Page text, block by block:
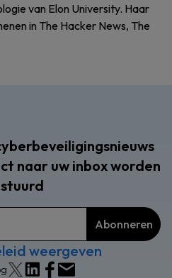
van Elon University. Haar
in The Hacker News, The
naar uw inbox worden
weergeven